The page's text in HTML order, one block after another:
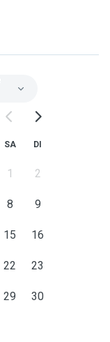
SA DI
1 2
8 9
15 16
22 23
29 30